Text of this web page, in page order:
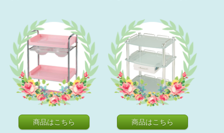
商品はこちら 商品はこちら